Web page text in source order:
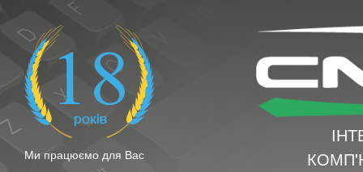
Ми працюємо для Вас